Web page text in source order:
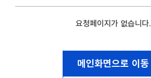
요청페이지가 없습니다.
메인화면으로 이동